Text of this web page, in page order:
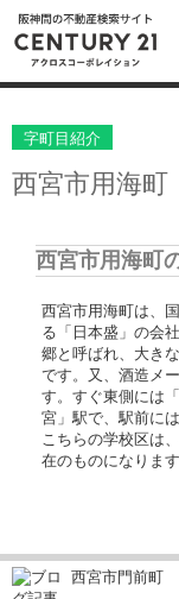
字町目紹介
西宮市用海町
西宮市用海町
西宮市用海町は、
る「日本盛」の会
郷と呼ばれ、大き
です。又、酒造メ
す。すぐ東側には
宮」駅で、駅前に
こちらの学校区は
在のものになります
西宮市門前町